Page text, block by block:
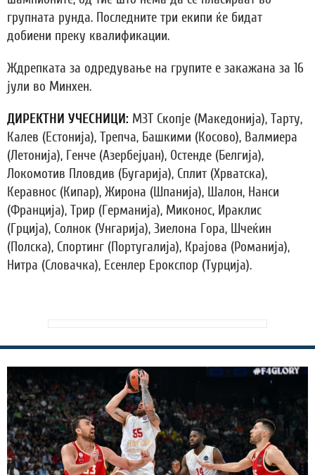
групната рунда. Последните три екипи ќе бидат
добиени преку квалификации.
Ждрепката за одредување на групите е закажана за 16
јули во Минхен.
ДИРЕКТНИ УЧЕСНИЦИ: МЗТ Скопје (Македонија), Тарту,
Калев (Естонија), Трепча, Башкими (Косово), Валмиера
(Летонија), Генче (Азербејџан), Остенде (Белгија),
Локомотив Пловдив (Бугарија), Сплит (Хрватска),
Керавнос (Кипар), Жирона (Шпанија), Шалон, Нанси
(Франција), Трир (Германија), Миконос, Ираклис
(Грција), Солнок (Унгарија), Зиелона Гора, Шчеќин
(Полска), Спортинг (Португалија), Крајова (Романија),
Нитра (Словачка), Есенлер Ерокспор (Турција).